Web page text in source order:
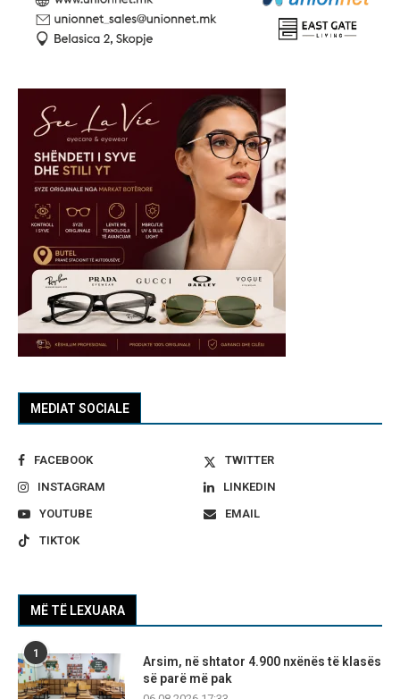
MEDIAT SOCIALE
FACEBOOK
TWITTER
INSTAGRAM
LINKEDIN
YOUTUBE
EMAIL
TIKTOK
MË TË LEXUARA
1
Arsim, në shtator 4.900 nxënës të klasës
së parë më pak